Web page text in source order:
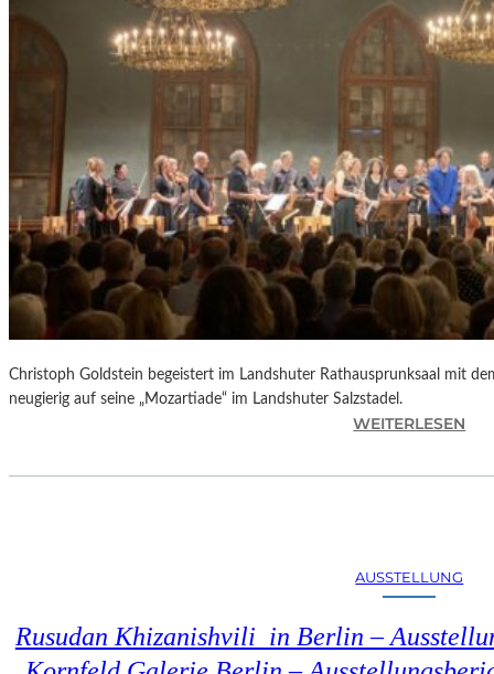
Christoph Goldstein begeistert im Landshuter Rathausprunksaal mit
neugierig auf seine „Mozartiade“ im Landshuter Salzstadel.
WEITERLESEN
H
H
G
AUSSTELLUNG
Rusudan Khizanishvili in Berlin –